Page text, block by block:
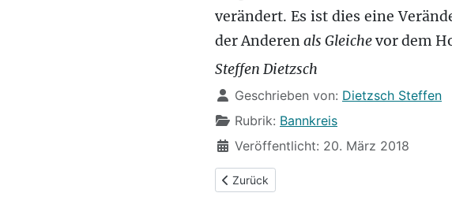
verändert. Es ist dies eine
der Anderenals Gleichevor dem
Steffen Dietzsch
Details
Geschrieben von: Dietzsch Steffen
Rubrik: Bannkreis
Veröffentlicht: 20. März 2018
Vorheriger Beitrag: Bannkreis (65):
Zurück